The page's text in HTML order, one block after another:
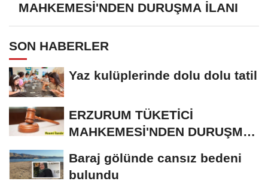
MAHKEMESİ'NDEN DURUŞMA İLANI
SON HABERLER
Yaz kulüplerinde dolu dolu tatil
ERZURUM TÜKETİCİ
MAHKEMESİ'NDEN DURUŞMA
Baraj gölünde cansız bedeni
bulundu